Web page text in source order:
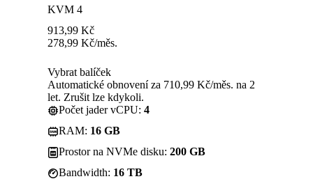
KVM 4
913,99 Kč
278,99 Kč/měs.
Vybrat balíček
Automatické obnovení za 710,99 Kč/měs. na 2
let. Zrušit lze kdykoli.
Počet jader vCPU: 4
RAM: 16 GB
Prostor na NVMe disku: 200 GB
Bandwidth: 16 TB